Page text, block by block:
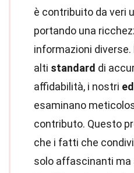
è contribuito da veri
portando una
informazioni diverse.
alti standard di
affidabilità, i nostri
esaminano
contributo. Questo
che i fatti che
solo affascinanti ma